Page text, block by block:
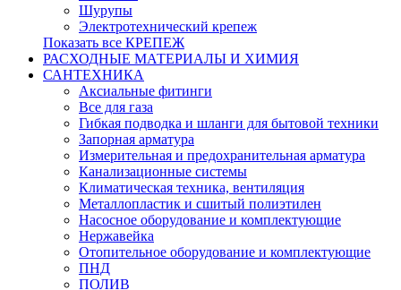
Шурупы
Электротехнический крепеж
Показать все КРЕПЕЖ
РАСХОДНЫЕ МАТЕРИАЛЫ И ХИМИЯ
САНТЕХНИКА
Аксиальные фитинги
Все для газа
Гибкая подводка и шланги для бытовой техники
Запорная арматура
Измерительная и предохранительная арматура
Канализационные системы
Климатическая техника, вентиляция
Металлопластик и сшитый полиэтилен
Насосное оборудование и комплектующие
Нержавейка
Отопительное оборудование и комплектующие
ПНД
ПОЛИВ